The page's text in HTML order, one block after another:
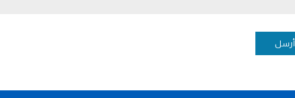
أرسل